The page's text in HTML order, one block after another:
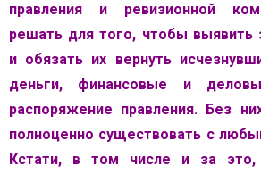
правления и ревизионной
решать для того, чтобы выявить
и обязать их вернуть
деньги, финансовые и
распоряжение правления. Без
полноценно существовать с
Кстати, в том числе и за это,